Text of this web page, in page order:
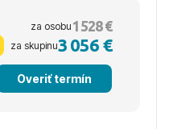
za osobu 1 528 €
za skupinu3 056 €
Overiť termín